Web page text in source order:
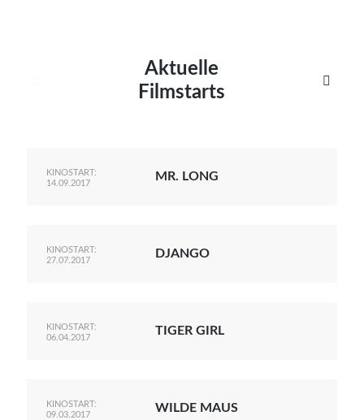
Aktuelle
Filmstarts

KINOSTART:
14.09.2017
MR. LONG
KINOSTART:
27.07.2017
DJANGO
KINOSTART:
06.04.2017
TIGER GIRL
KINOSTART:
09.03.2017
WILDE MAUS